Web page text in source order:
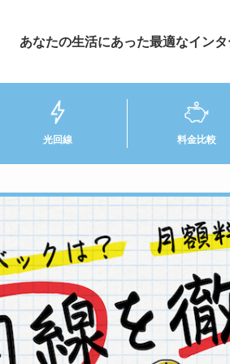
あなたの生活にあった最適なイン
光回線 料金比較